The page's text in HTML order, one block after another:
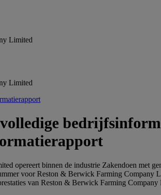
Limited
Limited
opereert binnen de industrie Zakendoen met
voor Reston & Berwick Farming Company
van Reston & Berwick Farming Company